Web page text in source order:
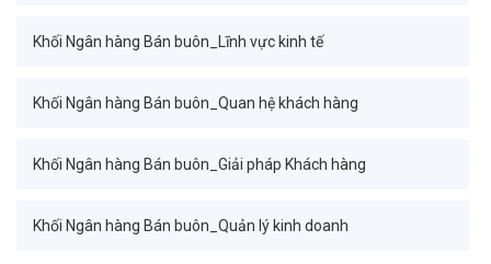
Khối Ngân hàng Bán buôn_Lĩnh vực kinh tế
Khối Ngân hàng Bán buôn_Quan hệ khách hàng
Khối Ngân hàng Bán buôn_Giải pháp Khách hàng
Khối Ngân hàng Bán buôn_Quản lý kinh doanh